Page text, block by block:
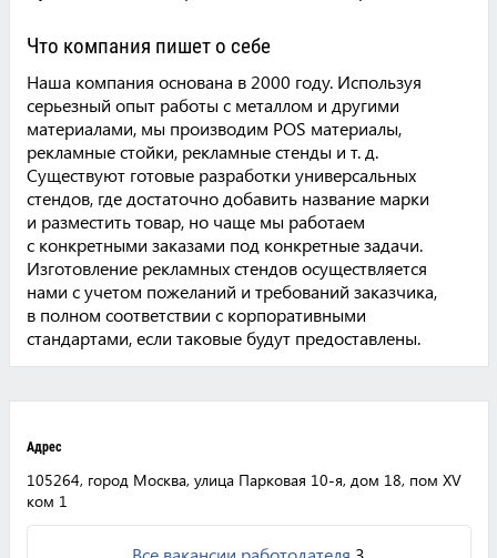
Что компания пишет о себе
Наша компания основана в 2000 году. Используя
серьезный опыт работы с металлом и другими
материалами, мы производим POS материалы,
рекламные стойки, рекламные стенды и т. д.
Существуют готовые разработки универсальных
стендов, где достаточно добавить название марки
и разместить товар, но чаще мы работаем
с конкретными заказами под конкретные задачи.
Изготовление рекламных стендов осуществляется
нами с учетом пожеланий и требований заказчика,
в полном соответствии с корпоративными
стандартами, если таковые будут предоставлены.
Адрес
105264, город Москва, улица Парковая 10-я, дом 18, пом XV
ком 1